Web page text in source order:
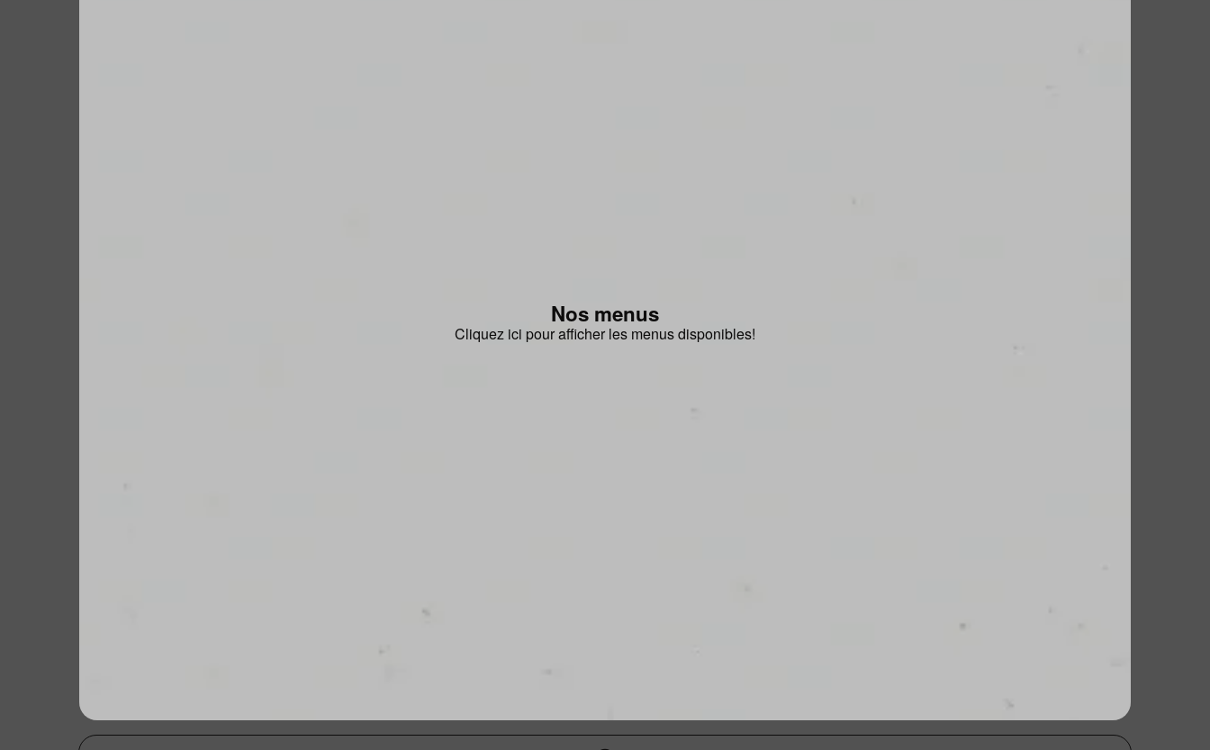
Nos menus
Cliquez ici pour afficher les menus disponibles!